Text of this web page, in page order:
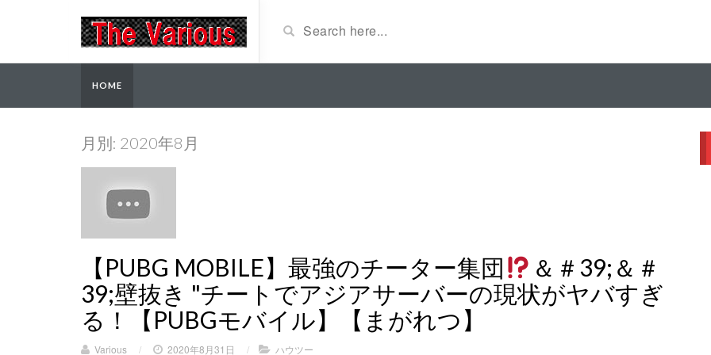
HOME
月別: 2020年8月
【PUBG MOBILE】最強のチーター集団
＆＃39;＆＃
39;壁抜き "チートでアジアサーバーの現状がヤバすぎ
る！︎【PUBGモバイル】【まがれつ】
Various / 2020年8月31日 / ハウツー